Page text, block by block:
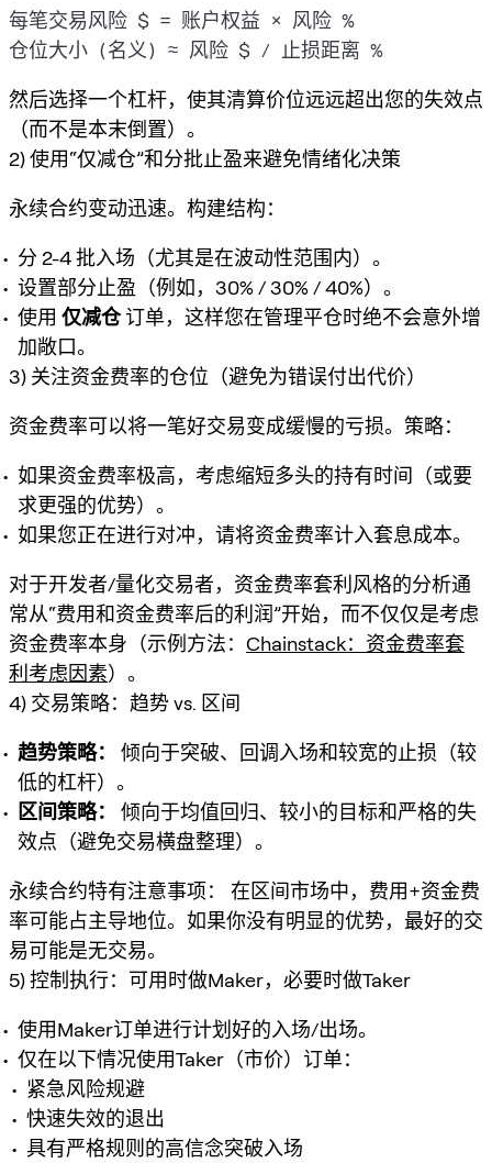
每笔交易风险 $ = 账户权益 × 风险 %
然后选择一个杠杆，使其清算价位远远超出您的失效点
（而不是本末倒置）。
2) 使用“仅减仓”和分批止盈来避免情绪化决策
永续合约变动迅速。构建结构：
分 2-4 批入场（尤其是在波动性范围内）。
设置部分止盈（例如，30% / 30% / 40%）。
使用 仅减仓订单，这样您在管理平仓时绝不会意外增
加敞口。
3) 关注资金费率的仓位（避免为错误付出代价）
资金费率可以将一笔好交易变成缓慢的亏损。策略：
如果资金费率极高，考虑缩短多头的持有时间（或要
求更强的优势）。
如果您正在进行对冲，请将资金费率计入套息成本。
对于开发者/量化交易者，资金费率套利风格的分析通
常从“费用和资金费率后的利润”开始，而不仅仅是考虑
资金费率本身（示例方法： Chainstack：资金费率套
利考虑因素）。
4) 交易策略：趋势 vs. 区间
趋势策略：
倾向于突破、回调入场和较宽的止损（较
低的杠杆）。
区间策略：
倾向于均值回归、较小的目标和严格的失
效点（避免交易横盘整理）。
永续合约特有注意事项：
在区间市场中，费用+资金费
率可能占主导地位。如果你没有明显的优势，最好的交
易可能是无交易。
5) 控制执行：可用时做Maker，必要时做Taker
使用Maker订单进行计划好的入场/出场。
仅在以下情况使用Taker（市价）订单：
紧急风险规避
快速失效的退出
具有严格规则的高信念突破入场